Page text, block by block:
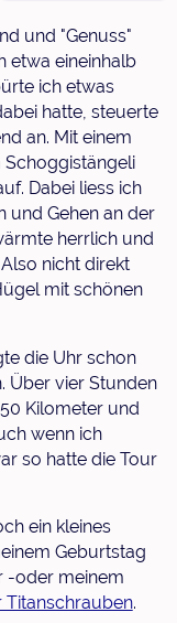
und "Genuss"
etwa eineinhalb
ich etwas
hatte, steuerte
an. Mit einem
Schoggistängeli
Dabei liess ich
und Gehen an der
herrlich und
nicht direkt
mit schönen
die Uhr schon
Über vier Stunden
Kilometer und
wenn ich
so hatte die Tour
ein kleines
Geburtstag
-oder meinem
Titanschrauben.